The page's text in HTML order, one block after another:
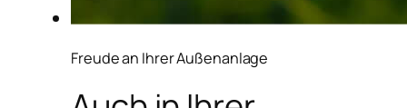
Freude an Ihrer Außenanlage